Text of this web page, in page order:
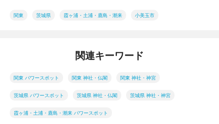
関東 茨城県 霞ヶ浦・土浦・鹿島・潮来 小美玉市
関連キーワード
関東 パワースポット 関東 神社・仏閣 関東 神社・神宮
茨城県 パワースポット 茨城県 神社・仏閣 茨城県 神社・神宮
霞ヶ浦・土浦・鹿島・潮来 パワースポット